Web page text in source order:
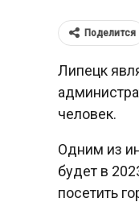
Поделится
Липецк
человек.
Одним из
будет в
посетить